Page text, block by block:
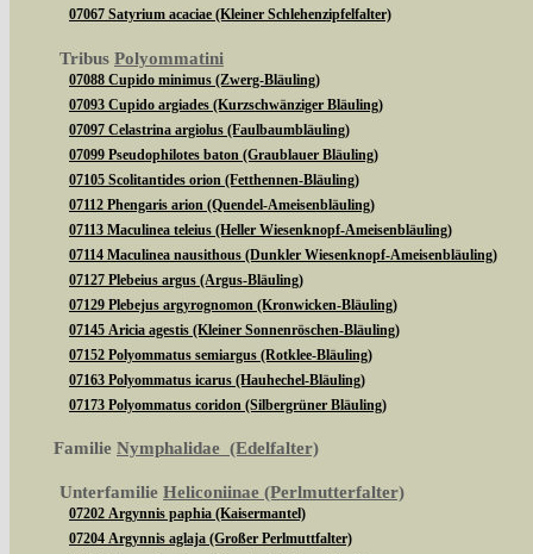
07067 Satyrium acaciae (Kleiner Schlehenzipfelfalter)
Tribus Polyommatini
07088 Cupido minimus (Zwerg-Bläuling)
07093 Cupido argiades (Kurzschwänziger Bläuling)
07097 Celastrina argiolus (Faulbaumbläuling)
07099 Pseudophilotes baton (Graublauer Bläuling)
07105 Scolitantides orion (Fetthennen-Bläuling)
07112 Phengaris arion (Quendel-Ameisenbläuling)
07113 Maculinea teleius (Heller Wiesenknopf-Ameisenbläuling)
07114 Maculinea nausithous (Dunkler Wiesenknopf-Ameisenbläuling)
07127 Plebeius argus (Argus-Bläuling)
07129 Plebejus argyrognomon (Kronwicken-Bläuling)
07145 Aricia agestis (Kleiner Sonnenröschen-Bläuling)
07152 Polyommatus semiargus (Rotklee-Bläuling)
07163 Polyommatus icarus (Hauhechel-Bläuling)
07173 Polyommatus coridon (Silbergrüner Bläuling)
Familie Nymphalidae (Edelfalter)
Unterfamilie Heliconiinae (Perlmutterfalter)
07202 Argynnis paphia (Kaisermantel)
07204 Argynnis aglaja (Großer Perlmuttfalter)